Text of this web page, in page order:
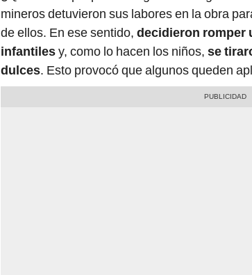
mineros detuvieron sus labores en la obra
de ellos. En ese sentido, decidieron romper
infantilesy, como lo hacen los niños, se
dulces. Esto provocó que algunos queden